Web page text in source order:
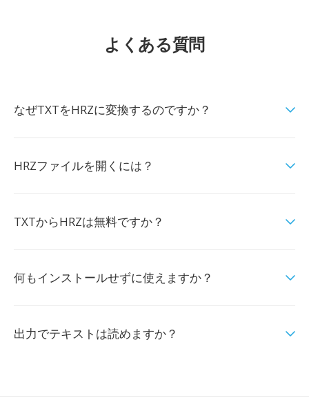
よくある質問
なぜTXTをHRZに変換するのですか？
HRZファイルを開くには？
TXTからHRZは無料ですか？
何もインストールせずに使えますか？
出力でテキストは読めますか？